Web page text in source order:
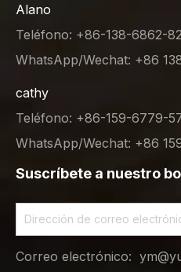
Alano
Teléfono: +86-138-6862-
WhatsApp/Wechat: +86
cathy
Teléfono: +86-159-6779-
WhatsApp/Wechat: +86
Suscríbete a nuestro
Correo electrónico: